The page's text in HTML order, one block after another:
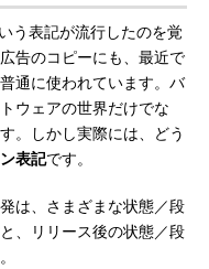
表記が流行したのを覚
告のコピーにも、最近で
通に使われています。バ
ウェアの世界だけでな
。しかし実際には、どう
表記です。
は、さまざまな状態／段
、リリース後の状態／段